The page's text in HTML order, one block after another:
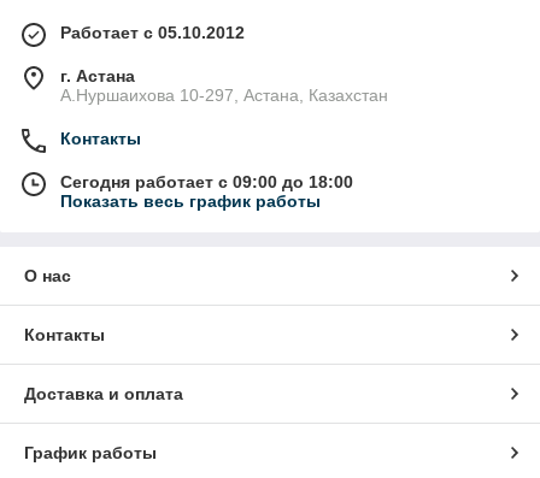
Работает с 05.10.2012
г. Астана
А.Нуршаихова 10-297, Астана, Казахстан
Контакты
Сегодня работает с 09:00 до 18:00
Показать весь график работы
О нас
Контакты
Доставка и оплата
График работы